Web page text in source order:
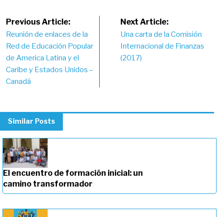
Post
navigation
Previous Article:
Reunión de enlaces de la
Red de Educación Popular
de America Latina y el
Caribe y Estados Unidos –
Canadá
Next Article:
Una carta de la Comisión
Internacional de Finanzas
(2017)
Similar Posts
El encuentro de formación inicial: un
camino transformador